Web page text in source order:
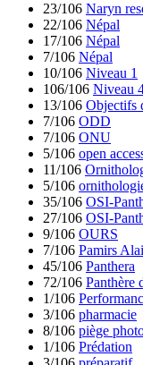
23/106 Naryn
22/106 Népal
17/106 Népal
7/106 Népal
10/106 Niveau 1
106/106 Niveau
13/106 Objectifs
7/106 ODD
7/106 ONU
5/106 open
11/106
5/106
35/106 OSI-
27/106 OSI-
9/106 OURS
7/106 Pamirs
45/106 Panthera
72/106 Panthère
1/106
3/106 pharmacie
8/106 piège
1/106 Prédation